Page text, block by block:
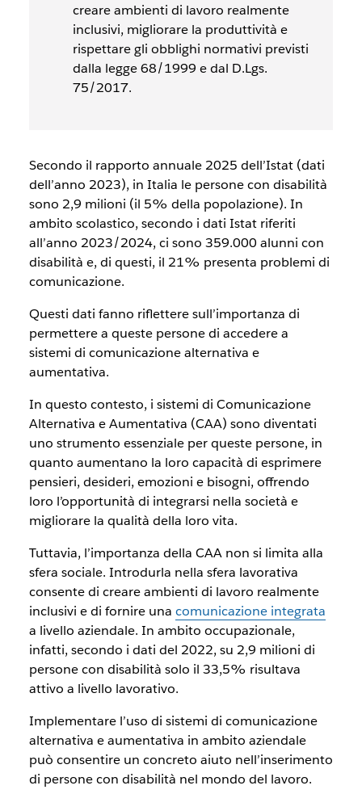
creare ambienti di lavoro realmente
inclusivi, migliorare la produttività e
rispettare gli obblighi normativi previsti
dalla legge 68/1999 e dal D.Lgs.
75/2017.
Secondo il rapporto annuale 2025 dell’Istat (dati
dell’anno 2023), in Italia le persone con disabilità
sono 2,9 milioni (il 5% della popolazione). In
ambito scolastico, secondo i dati Istat riferiti
all’anno 2023/2024, ci sono 359.000 alunni con
disabilità e, di questi, il 21% presenta problemi di
comunicazione.
Questi dati fanno riflettere sull’importanza di
permettere a queste persone di accedere a
sistemi di comunicazione alternativa e
aumentativa.
In questo contesto, i sistemi di Comunicazione
Alternativa e Aumentativa (CAA) sono diventati
uno strumento essenziale per queste persone, in
quanto aumentano la loro capacità di esprimere
pensieri, desideri, emozioni e bisogni, offrendo
loro l’opportunità di integrarsi nella società e
migliorare la qualità della loro vita.
Tuttavia, l’importanza della CAA non si limita alla
sfera sociale. Introdurla nella sfera lavorativa
consente di creare ambienti di lavoro realmente
inclusivi e di fornire una comunicazione integrata
a livello aziendale. In ambito occupazionale,
infatti, secondo i dati del 2022, su 2,9 milioni di
persone con disabilità solo il 33,5% risultava
attivo a livello lavorativo.
Implementare l’uso di sistemi di comunicazione
alternativa e aumentativa in ambito aziendale
può consentire un concreto aiuto nell’inserimento
di persone con disabilità nel mondo del lavoro.